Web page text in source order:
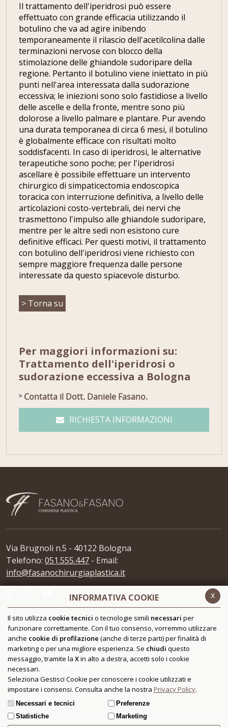
Il trattamento dell'iperidrosi può essere
effettuato con grande efficacia utilizzando il
botulino che va ad agire inibendo
temporaneamente il rilascio dell'acetilcolina dalle
terminazioni nervose con blocco della
stimolazione delle ghiandole sudoripare della
regione. Pertanto il botulino viene iniettato in più
punti nell'area interessata dalla sudorazione
eccessiva; le iniezioni sono solo fastidiose a livello
delle ascelle e della fronte, mentre sono più
dolorose a livello palmare e plantare. Pur avendo
una durata temporanea di circa 6 mesi, il botulino
è globalmente efficace con risultati molto
soddisfacenti. In caso di iperidrosi, le alternative
terapeutiche sono poche; per l'iperidrosi
ascellare è possibile effettuare un intervento
chirurgico di simpaticectomia endoscopica
toracica con interruzione definitiva, a livello delle
articolazioni costo-vertebrali, dei nervi che
trasmettono l'impulso alle ghiandole sudoripare,
mentre per le altre sedi non esistono cure
definitive efficaci. Per questi motivi, il trattamento
con botulino dell'iperidrosi viene richiesto con
sempre maggiore frequenza dalle persone
interessate da questo spiacevole disturbo.
> Torna su
Per maggiori informazioni su:
Trattamento dell'iperidrosi o
sudorazione eccessiva a Bologna
Contatta il Dott. Daniele Fasano.
RICHIESTA INFORMAZIONI
Via Brugnoli n.5 - 40122 Bologna
Telefono: 051.555.447 - Email:
info@fasanochirurgiaplastica.it
Mappa del Sito
Contatti
Glossario
Domande frequenti
Privacy Policy
Cookie Policy
x
INFORMATIVA COOKIE
Il sito utilizza cookie tecnici o tecnologie simili necessari per
funzionare correttamente. Con il tuo consenso, vorremmo utilizzare
anche cookie di profilazione (anche di terze parti) per finalità di
marketing o per una migliore esperienza. Se chiudi questo
messaggio, tramite la Xin alto a destra, accetti solo i cookie
necessari.
Seleziona Gestisci Cookie per conoscere i cookie utilizzati e
impostare i consensi. Consulta anche la nostra Privacy Policy.
Necessari e tecnici
Preferenze
Statistiche
Marketing